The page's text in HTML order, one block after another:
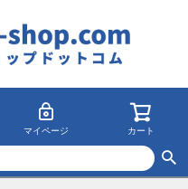
マイページ カート